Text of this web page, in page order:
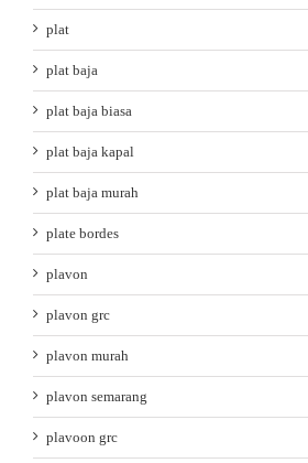
plat
plat baja
plat baja biasa
plat baja kapal
plat baja murah
plate bordes
plavon
plavon grc
plavon murah
plavon semarang
plavoon grc